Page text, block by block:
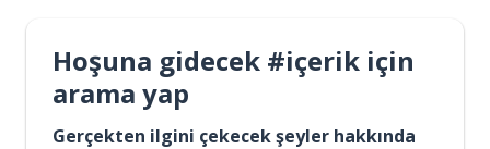
Hoşuna gidecek #içerik için
arama yap
Gerçekten ilgini çekecek şeyler hakkında